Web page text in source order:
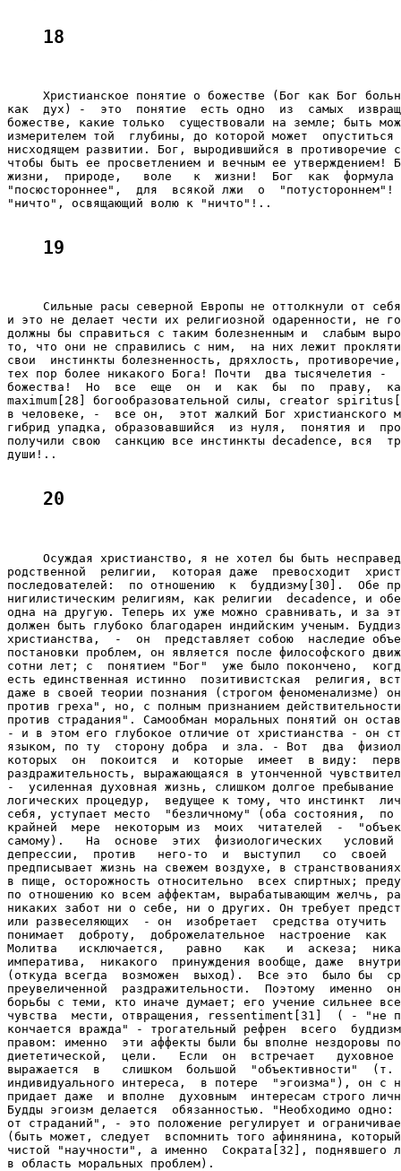
18
Христианское понятие о божестве (Бог как Бог
как  дух) -  это  понятие  есть одно  из  самых
божестве, какие только  существовали на земле; быть
измерителем той  глубины, до которой может
нисходящем развитии. Бог, выродившийся в противоречие
чтобы быть ее просветлением и вечным ее утверждением!
жизни,  природе,   воле   к  жизни!  Бог  как  формула
"посюстороннее",  для  всякой лжи  о  "потустороннем"!
"ничто", освящающий волю к "ничто"!..
19
Сильные расы северной Европы не оттолкнули от
и это не делает чести их религиозной одаренности, не
должны бы справиться с таким болезненным и  слабым
то, что они не справились с ним,  на них лежит
свои  инстинкты болезненность, дряхлость,
тех пор более никакого Бога! Почти  два тысячелетия -
божества!  Но  все  еще  он  и  как  бы  по  праву,
maximum[28] богообразовательной силы, creator
в человеке, -  все он,  этот жалкий Бог христианского
гибрид упадка, образовавшийся  из нуля,  понятия и
получили свою  санкцию все инстинкты decadence, вся
души!..
20
Осуждая христианство, я не хотел бы быть
родственной  религии,  которая даже  превосходит
последователей:  по отношению  к  буддизму[30].  Обе
нигилистическим религиям, как религии  decadence, и
одна на другую. Теперь их уже можно сравнивать, и за
должен быть глубоко благодарен индийским ученым.
христианства,  -  он  представляет собою  наследие
постановки проблем, он является после философского
сотни лет; с  понятием "Бог"  уже было покончено,
есть единственная истинно  позитивистская  религия,
даже в своей теории познания (строгом феноменализме)
против греха", но, с полным признанием
против страдания". Самообман моральных понятий он
- и в этом его глубокое отличие от христианства - он
языком, по ту  сторону добра  и зла. - Вот  два
которых  он  покоится  и  которые  имеет  в виду:
раздражительность, выражающаяся в утонченной
-  усиленная духовная жизнь, слишком долгое
логических процедур,  ведущее к тому, что инстинкт
себя, уступает место  "безличному" (оба состояния,
крайней  мере  некоторым из  моих  читателей  -
самому).   На  основе  этих  физиологических   условий
депрессии,  против   него-то  и  выступил   со  своей
предписывает жизнь на свежем воздухе, в
в пище, осторожность относительно  всех спиртных;
по отношению ко всем аффектам, вырабатывающим желчь,
никаких забот ни о себе, ни о других. Он требует
или развеселяющих  - он  изобретает  средства
понимает  доброту,  доброжелательное  настроение  как
Молитва   исключается,   равно   как   и  аскеза;
императива,  никакого  принуждения вообще, даже
(откуда всегда  возможен  выход).  Все это  было бы
преувеличенной  раздражительности.  Поэтому  именно
борьбы с теми, кто иначе думает; его учение сильнее
чувства  мести, отвращения, ressentiment[31]  ( - "не
кончается вражда" - трогательный рефрен  всего
правом: именно  эти аффекты были бы вполне нездоровы
диететической,  цели.   Если  он  встречает   духовное
выражается  в   слишком  большой  "объективности"
индивидуального интереса,  в потере  "эгоизма"), он с
придает даже  и вполне  духовным  интересам строго
Будды эгоизм делается  обязанностью. "Необходимо одно:
от страданий", - это положение регулирует и
(быть может, следует  вспомнить того афинянина,
чистой "научности", а именно  Сократа[32], поднявшего
в область моральных проблем).